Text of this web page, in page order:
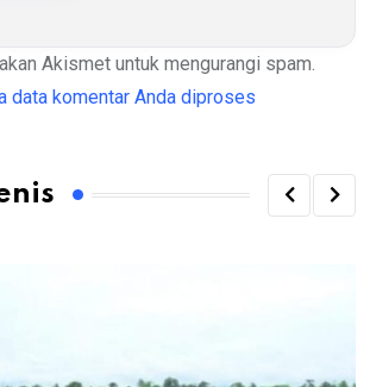
Akismet untuk mengurangi spam.
data komentar Anda diproses